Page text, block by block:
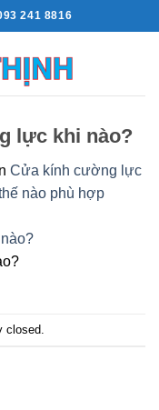
241 8816
lực khi nào?
Cửa kính cường lực
nào phù hợp
closed.